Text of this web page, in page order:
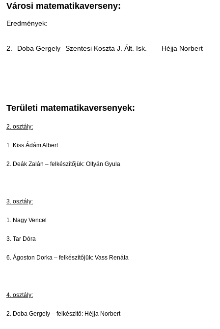
Városi matematikaverseny:
Eredmények:
2. Doba Gergely Szentesi Koszta J. Ált. Isk. Héjja Norbert
Területi matematikaversenyek:
2. osztály:
1. Kiss Ádám Albert
2. Deák Zalán – felkészítőjük: Oltyán Gyula
3. osztály:
1. Nagy Vencel
3. Tar Dóra
6. Ágoston Dorka – felkészítőjük: Vass Renáta
4. osztály:
2. Doba Gergely – felkészítő: Héjja Norbert